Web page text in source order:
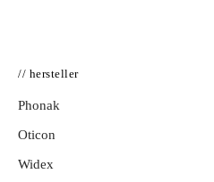
// hersteller
Phonak
Oticon
Widex